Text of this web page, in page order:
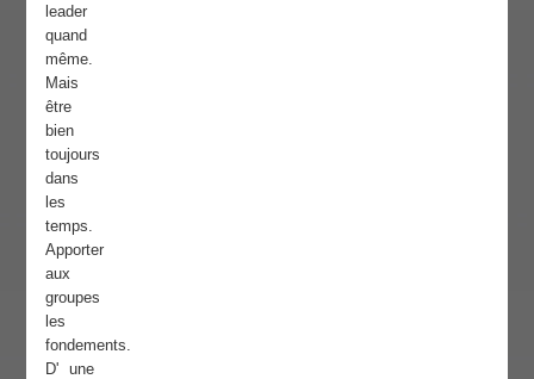
leader
quand
même.
Mais
être
bien
toujours
dans
les
temps.
Apporter
aux
groupes
les
fondements.
D' une